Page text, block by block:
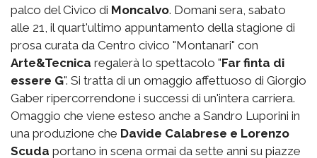
palco del Civico di Moncalvo. Domani sera, sabato
alle 21, il quart'ultimo appuntamento della stagione di
prosa curata da Centro civico "Montanari" con
Arte&Tecnica regalerà lo spettacolo "Far finta di
essere G". Si tratta di un omaggio affettuoso di Giorgio
Gaber ripercorrendone i successi di un'intera carriera.
Omaggio che viene esteso anche a Sandro Luporini in
una produzione che Davide Calabrese e Lorenzo
Scuda portano in scena ormai da sette anni su piazze